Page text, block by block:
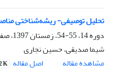
تحلیل توصیفی- ریشه‌شناختی
دوره 14، 55-54، زمستان 1397، صفحه
شیما صدیقی، حسین نجاری
مشاهده مقاله
اصل مقاله K